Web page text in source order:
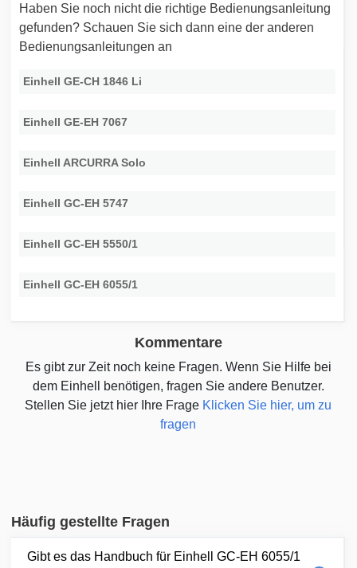
Haben Sie noch nicht die richtige Bedienungsanleitung
gefunden? Schauen Sie sich dann eine der anderen
Bedienungsanleitungen an
Einhell GE-CH 1846 Li
Einhell GE-EH 7067
Einhell ARCURRA Solo
Einhell GC-EH 5747
Einhell GC-EH 5550/1
Einhell GC-EH 6055/1
Kommentare
Es gibt zur Zeit noch keine Fragen. Wenn Sie Hilfe bei
dem Einhell benötigen, fragen Sie andere Benutzer.
Stellen Sie jetzt hier Ihre Frage Klicken Sie hier, um zu
fragen
Häufig gestellte Fragen
Gibt es das Handbuch für Einhell GC-EH 6055/1